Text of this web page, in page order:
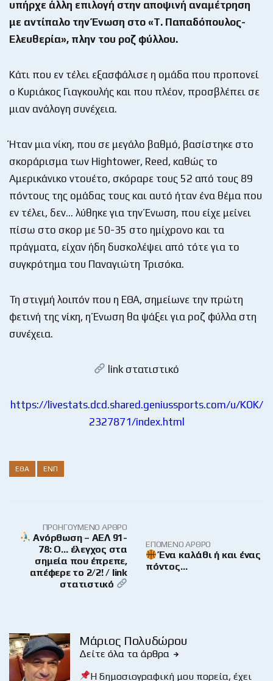
υπήρχε άλλη επιλογή στην αποψινή αναμέτρηση
με αντίπαλο την Ένωση στο «Τ. Παπαδόπουλος-
Ελευθερία», πλην του ροζ φύλλου.
Κάτι που εν τέλει εξασφάλισε η ομάδα που προπονεί
ο Κυριάκος Γιαγκουλής και που πλέον, προσβλέπει σε
μιαν ανάλογη συνέχεια.
Ήταν μια νίκη, που σε μεγάλο βαθμό, βασίστηκε στο
σκοράρισμα των Hightower, Reed, καθώς το
Αμερικάνικο ντουέτο, σκόραρε τους 52 από τους 89
πόντους της ομάδας τους και αυτό ήταν ένα θέμα που
εν τέλει, δεν… λύθηκε για την Ένωση, που είχε μείνει
πίσω στο σκορ με 50-35 στο ημίχρονο και τα
πράγματα, είχαν ήδη δυσκολέψει από τότε για το
συγκρότημα του Παναγιώτη Τρισόκα.
Τη στιγμή λοιπόν που η ΕΘΑ, σημείωνε την πρώτη
φετινή της νίκη, η Ένωση θα ψάξει για ροζ φύλλα στη
συνέχεια.
link στατιστικό
https://livestats.dcd.shared.geniussports.com/u/KOK/
2327871/index.html
ΕΘΑ ΕΝΠ
ΠΡΟΗΓΟΎΜΕΝΟ ΆΡΘΡΟ
Ανόρθωση – ΑΕΛ 91-
78: Ο… έλεγχος στα
σημεία που έπρεπε,
απέφερε το 2/2! / link
στατιστικό
ΕΠΌΜΕΝΟ ΆΡΘΡΟ
Ένα καλάθι ή και ένας
πόντος…
Μάριος Πολυδώρου
Δείτε όλα τα άρθρα
Η δημοσιογραφική μου πορεία, έχει